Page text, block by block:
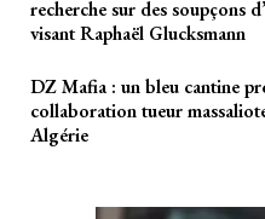
recherche sur des soupçons
visant Raphaël Glucksmann
DZ Mafia : un bleu cantine
collaboration tueur
Algérie